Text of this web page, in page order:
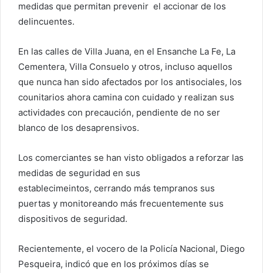
medidas que permitan prevenir el accionar de los
delincuentes.
En las calles de Villa Juana, en el Ensanche La Fe, La
Cementera, Villa Consuelo y otros, incluso aquellos
que nunca han sido afectados por los antisociales, los
counitarios ahora camina con cuidado y realizan sus
actividades con precaución, pendiente de no ser
blanco de los desaprensivos.
Los comerciantes se han visto obligados a reforzar las
medidas de seguridad en sus
establecimeintos, cerrando más tempranos sus
puertas y monitoreando más frecuentemente sus
dispositivos de seguridad.
Recientemente, el vocero de la Policía Nacional, Diego
Pesqueira, indicó que en los próximos días se